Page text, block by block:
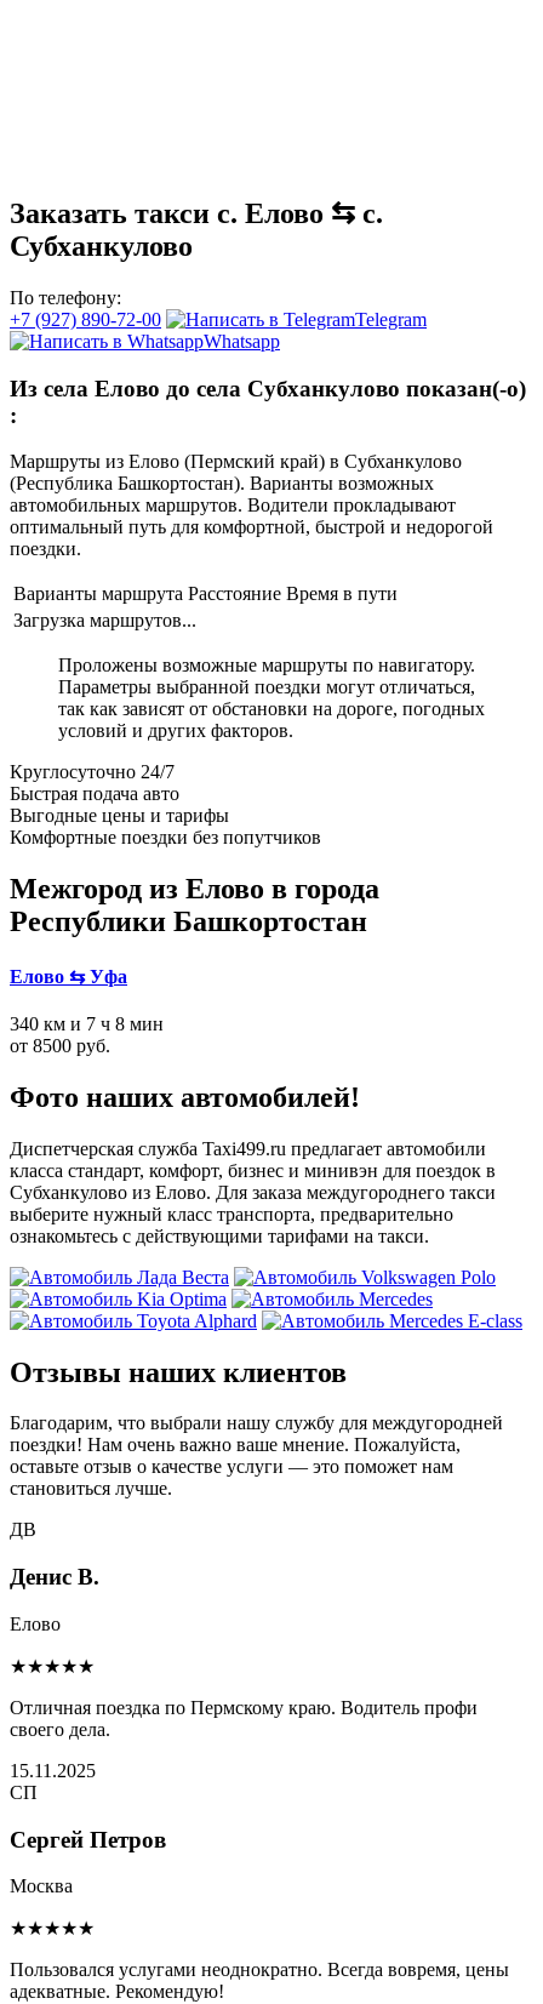
Заказать такси с. Елово ⇆ с.
Субханкулово
По телефону:
+7 (927) 890-72-00
Telegram
Whatsapp
Из села Елово до села Субханкулово показан(-о)
:
Маршруты из Елово (Пермский край) в Субханкулово
(Республика Башкортостан). Варианты возможных
автомобильных маршрутов. Водители прокладывают
оптимальный путь для комфортной, быстрой и недорогой
поездки.
Варианты маршрута Расстояние Время в пути
Загрузка маршрутов...
Проложены возможные маршруты по навигатору.
Параметры выбранной поездки могут отличаться,
так как зависят от обстановки на дороге, погодных
условий и других факторов.
Круглосуточно 24/7
Быстрая подача авто
Выгодные цены и тарифы
Комфортные поездки без попутчиков
Межгород из Елово в города
Республики Башкортостан
Елово ⇆ Уфа
340 км и 7 ч 8 мин
от 8500 руб.
Фото наших автомобилей!
Диспетчерская служба Taxi499.ru предлагает автомобили
класса стандарт, комфорт, бизнес и минивэн для поездок в
Субханкулово из Елово. Для заказа междугороднего такси
выберите нужный класс транспорта, предварительно
ознакомьтесь с действующими тарифами на такси.
Отзывы наших клиентов
Благодарим, что выбрали нашу службу для междугородней
поездки! Нам очень важно ваше мнение. Пожалуйста,
оставьте отзыв о качестве услуги — это поможет нам
становиться лучше.
ДВ
Денис В.
Елово
★★★★★
Отличная поездка по Пермскому краю. Водитель профи
своего дела.
15.11.2025
СП
Сергей Петров
Москва
★★★★★
Пользовался услугами неоднократно. Всегда вовремя, цены
адекватные. Рекомендую!